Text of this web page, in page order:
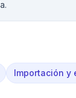
Importación y